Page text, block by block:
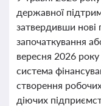
державної
затвердивши нові
започаткування
вересня 2026
система
створення
діючих